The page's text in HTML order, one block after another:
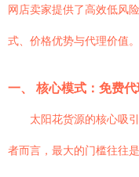
网店卖家提供了高效低风
式、价格优势与代理价值。
一、 核心模式：免费
太阳花货源的核心吸
者而言，最大的门槛往往